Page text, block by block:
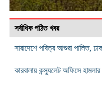
সর্বাধিক পঠিত খবর
সারাদেশে পবিত্র আশুরা পালিত,
কারবালায় কন্স্যুলেট অফিসে